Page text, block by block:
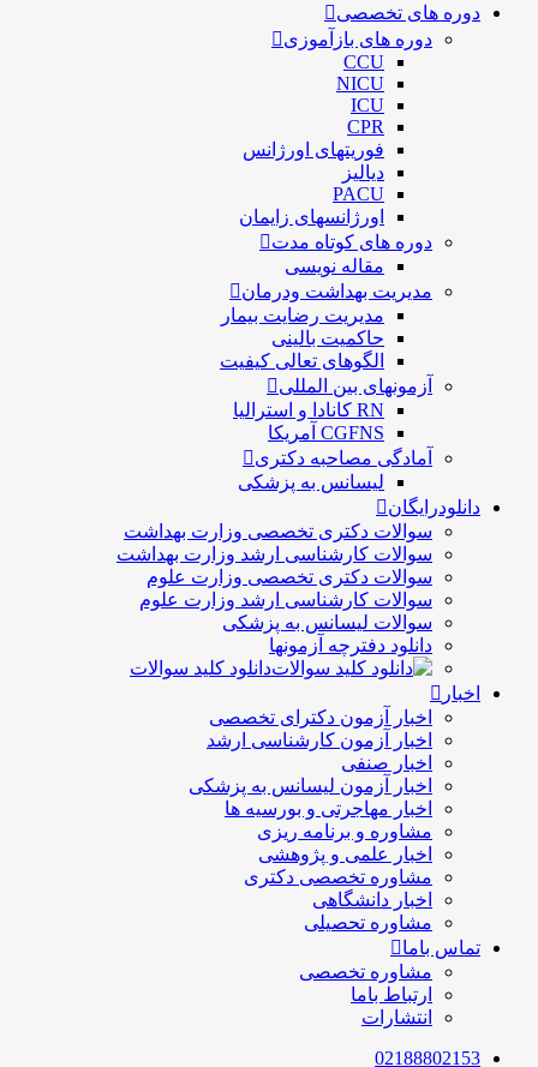
دوره های تخصصی
دوره های بازآموزی
CCU
NICU
ICU
CPR
فوریتهای اورژانس
دیالیز
PACU
اورژانسهای زایمان
دوره های کوتاه مدت
مقاله نویسی
مدیریت بهداشت ودرمان
مديريت رضايت بيمار
حاكميت بالينی
الگوهای تعالی کيفيت
آزمونهای بین المللی
RN کانادا و استرالیا
CGFNS آمریکا
آمادگی مصاحبه دکتری
لیسانس به پزشکی
دانلودرایگان
سوالات دکتری تخصصی وزارت بهداشت
سوالات کارشناسی ارشد وزارت بهداشت
سوالات دکتری تخصصی وزارت علوم
سوالات کارشناسی ارشد وزارت علوم
سوالات لیسانس به پزشکی
دانلود دفترچه آزمونها
دانلود کلید سوالات
اخبار
اخبار آزمون دکترای تخصصی
اخبار آزمون کارشناسی ارشد
اخبار صنفی
اخبار آزمون لیسانس به پزشکی
اخبار مهاجرتی و بورسیه ها
مشاوره و برنامه ریزی
اخبار علمی و پژوهشی
مشاوره تخصصی دکتری
اخبار دانشگاهی
مشاوره تحصیلی
تماس باما
مشاوره تخصصی
ارتباط باما
انتشارات
02188802153